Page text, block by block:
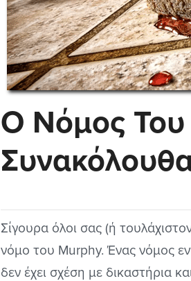
Ο Νόμος Του
Σίγουρα όλοι σας (ή
νόμο του Murphy. Ένας νόμος
δεν έχει σχέση με δικαστήρια